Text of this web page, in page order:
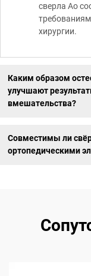
сверла Ao
хирургии.
Каким образом
улучшают
вмешательства?
Совместимы ли
ортопедическими